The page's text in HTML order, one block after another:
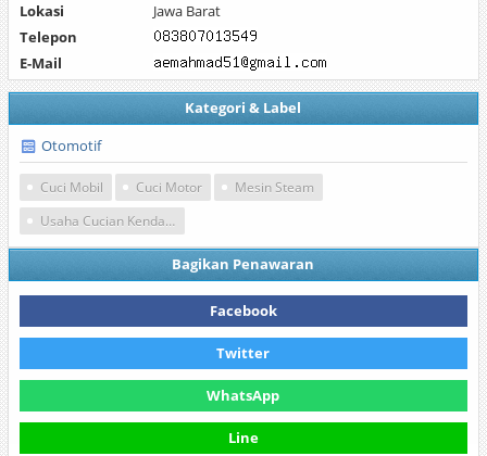
Lokasi
Jawa Barat
Telepon
E-Mail
Kategori & Label
Otomotif
Cuci Mobil Cuci Motor
Mesin Steam
Usaha Cucian Kendaraan
Bagikan Penawaran
Facebook
Twitter
WhatsApp
Line